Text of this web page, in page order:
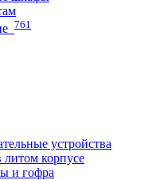
761
устройства
корпусе
и гофра